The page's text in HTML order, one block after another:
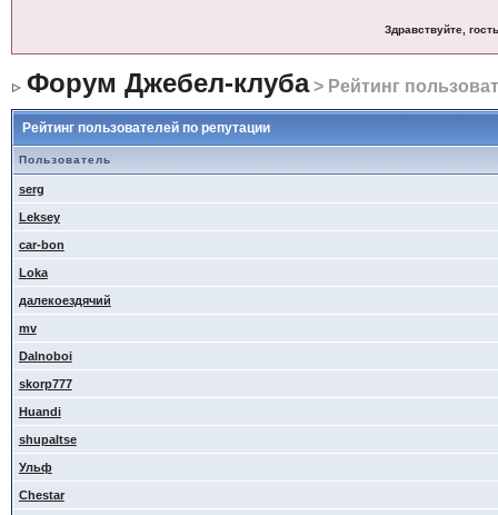
Здравствуйте, гость
Форум Джебел-клуба> Рейтинг
Рейтинг пользователей по репутации
Пользователь
serg
Leksey
car-bon
Loka
далекоездячий
mv
Dalnoboi
skorp777
Huandi
shupaltse
Ульф
Сhestar